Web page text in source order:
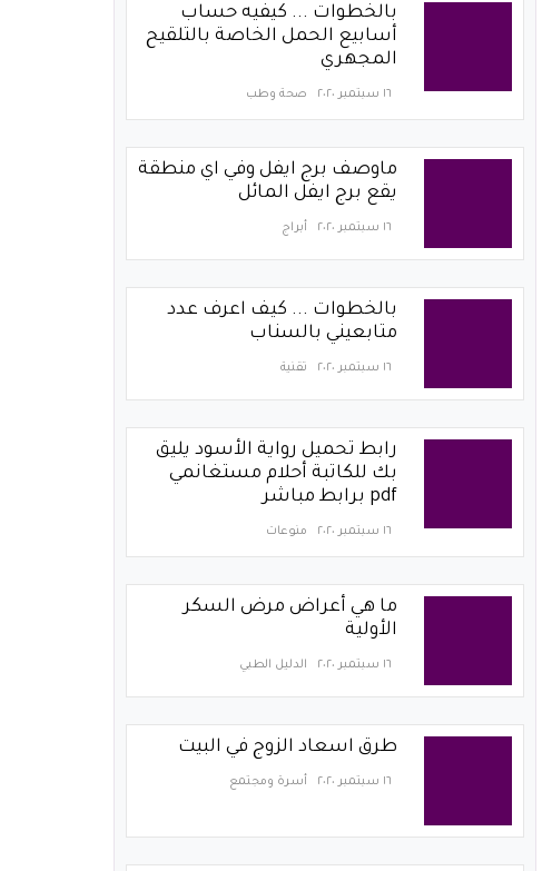
بالخطوات ... كيفيه حساب
أسابيع الحمل الخاصة بالتلقيح
المجهري
١٦ سبتمبر ٢٠٢٠ صحة وطب
ماوصف برج ايفل وفي اي منطقة
يقع برج ايفل المائل
١٦ سبتمبر ٢٠٢٠ أبراج
بالخطوات ... كيف اعرف عدد
متابعيني بالسناب
١٦ سبتمبر ٢٠٢٠ تقنية
رابط تحميل رواية الأسود يليق
بك للكاتبة أحلام مستغانمي
pdf برابط مباشر
١٦ سبتمبر ٢٠٢٠ منوعات
ما هي أعراض مرض السكر
الأولية
١٦ سبتمبر ٢٠٢٠ الدليل الطبي
طرق اسعاد الزوج في البيت
١٦ سبتمبر ٢٠٢٠ أسرة ومجتمع